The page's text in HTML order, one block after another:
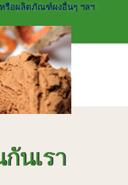
รือผลิตภัณฑ์ผงอื่นๆ ฯลฯ
นเรา